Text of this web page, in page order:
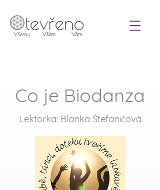
Co je Biodanza
Lektorka: Blanka Štefaničová